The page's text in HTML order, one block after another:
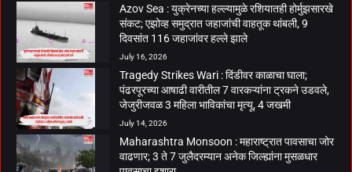
Azov Sea : युक्रेनच्या हल्ल्यामुळे रशियातही होर्मुझसारखे
संकट; एझोव्ह समुद्रात जहाजांची वाहतूक थांबली, 9
दिवसांत 116 जहाजांवर हल्ले झाले
July 16, 2026
Tragedy Strikes Wari : दिंडीवर काळाचा घाला;
पंढरपूरच्या आषाढी वारीतील 7 वारकऱ्यांना ट्रकने उडवले,
जेजुरीजवळ 3 महिला भाविकांचा मृत्यू, 4 जखमी
July 14, 2026
Maharashtra Monsoon : महाराष्ट्रात पावसाचा जोर
वाढणार; 3 ते 7 जुलैदरम्यान अनेक जिल्ह्यांना मुसळधार